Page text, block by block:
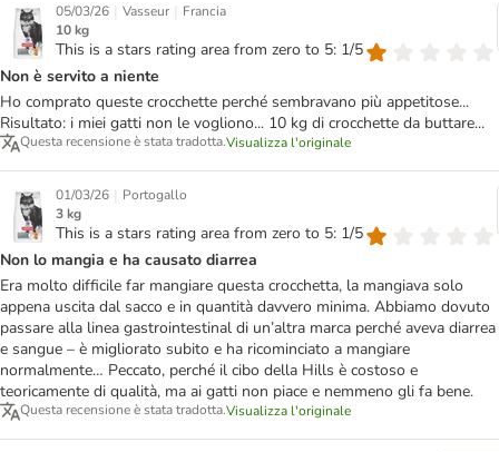
05/03/26 | Vasseur | Francia
10 kg
This is a stars rating area from zero to 5: 1/5
Non è servito a niente
Ho comprato queste crocchette perché sembravano più appetitose...
Risultato: i miei gatti non le vogliono... 10 kg di crocchette da buttare...
Questa recensione è stata tradotta.Visualizza l'originale
01/03/26 | Portogallo
3 kg
This is a stars rating area from zero to 5: 1/5
Non lo mangia e ha causato diarrea
Era molto difficile far mangiare questa crocchetta, la mangiava solo
appena uscita dal sacco e in quantità davvero minima. Abbiamo dovuto
passare alla linea gastrointestinal di un’altra marca perché aveva diarrea
e sangue – è migliorato subito e ha ricominciato a mangiare
normalmente… Peccato, perché il cibo della Hills è costoso e
teoricamente di qualità, ma ai gatti non piace e nemmeno gli fa bene.
Questa recensione è stata tradotta.Visualizza l'originale